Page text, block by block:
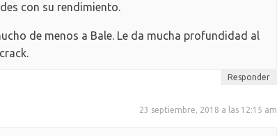
con su rendimiento.
de menos a Bale. Le da mucha profundidad al
Responder
23 septiembre, 2018 a las 12:15 am